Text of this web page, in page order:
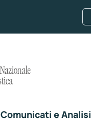
Comunicati e Analisi